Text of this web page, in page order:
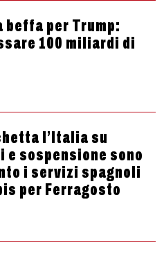
beffa per Trump:
100 miliardi di
l’Italia su
e sospensione sono
i servizi spagnoli
per Ferragosto